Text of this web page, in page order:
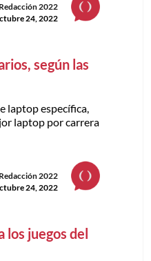
Redacción 2022
24, 2022
según las
laptop específica,
laptop por carrera
Redacción 2022
24, 2022
los juegos del